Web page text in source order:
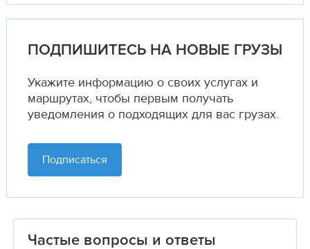
ПОДПИШИТЕСЬ НА НОВЫЕ ГРУЗЫ
Укажите информацию о своих услугах и
маршрутах, чтобы первым получать
уведомления о подходящих для вас грузах.
Подписаться
Частые вопросы и ответы